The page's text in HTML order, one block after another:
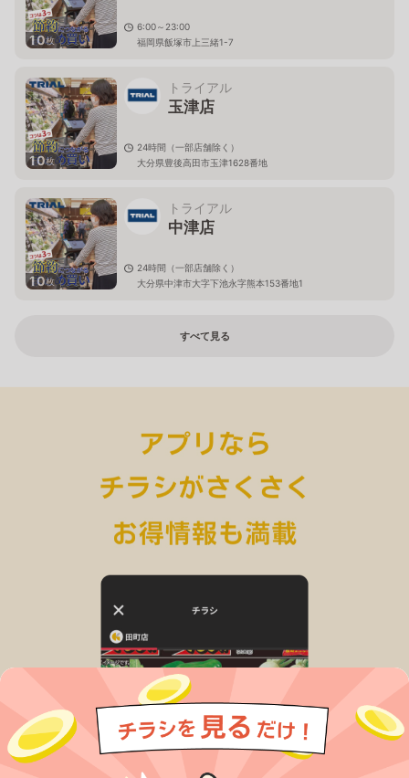
10枚
6:00～23:00
福岡県飯塚市上三緒1-7
10枚
トライアル
玉津店
24時間（一部店舗除く）
大分県豊後高田市玉津1628番地
10枚
トライアル
中津店
24時間（一部店舗除く）
大分県中津市大字下池永字熊本153番地1
すべて見る